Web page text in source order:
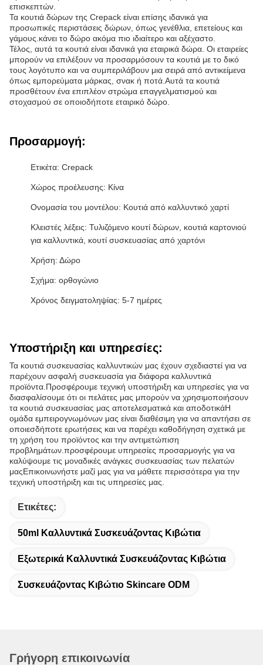
επισκεπτών.
Τα κουτιά δώρων της Crepack είναι επίσης ιδανικά για
προσωπικές περιστάσεις δώρων, όπως γενέθλια, επετείους και
γάμους.κάνει το δώρο ακόμα πιο ιδιαίτερο και αξέχαστο.
Τέλος, αυτά τα κουτιά είναι ιδανικά για εταιρικά δώρα. Οι εταιρείες
μπορούν να επιλέξουν να προσαρμόσουν τα κουτιά με το δικό
τους λογότυπο και να συμπεριλάβουν μια σειρά από αντικείμενα
όπως εμπορεύματα μάρκας, σνακ ή ποτά.Αυτά τα κουτιά
προσθέτουν ένα επιπλέον στρώμα επαγγελματισμού και
στοχασμού σε οποιοδήποτε εταιρικό δώρο.
Προσαρμογή:
Ετικέτα: Crepack
Χώρος προέλευσης: Κίνα
Ονομασία του μοντέλου: Κουτιά από καλλυντικό χαρτί
Κλειστές λέξεις: Τυλιζόμενο κουτί δώρων, κουτιά καρτονιού
για καλλυντικά, κουτί συσκευασίας από χαρτόνι
Χρήση: Δώρο
Σχήμα: ορθογώνιο
Χρόνος δειγματοληψίας: 5-7 ημέρες
Υποστήριξη και υπηρεσίες:
Τα κουτιά συσκευασίας καλλυντικών μας έχουν σχεδιαστεί για να
παρέχουν ασφαλή συσκευασία για διάφορα καλλυντικά
προϊόντα.Προσφέρουμε τεχνική υποστήριξη και υπηρεσίες για να
διασφαλίσουμε ότι οι πελάτες μας μπορούν να χρησιμοποιήσουν
τα κουτιά συσκευασίας μας αποτελεσματικά και αποδοτικάΗ
ομάδα εμπειρογνωμόνων μας είναι διαθέσιμη για να απαντήσει σε
οποιεσδήποτε ερωτήσεις και να παρέχει καθοδήγηση σχετικά με
τη χρήση του προϊόντος και την αντιμετώπιση
προβλημάτων.προσφέρουμε υπηρεσίες προσαρμογής για να
καλύψουμε τις μοναδικές ανάγκες συσκευασίας των πελατών
μαςΕπικοινωνήστε μαζί μας για να μάθετε περισσότερα για την
τεχνική υποστήριξη και τις υπηρεσίες μας.
Ετικέτες:
50ml Καλλυντικά Συσκευάζοντας Κιβώτια
Εξωτερικά Καλλυντικά Συσκευάζοντας Κιβώτια
Συσκευάζοντας Κιβώτιο Skincare ODM
Γρήγορη επικοινωνία